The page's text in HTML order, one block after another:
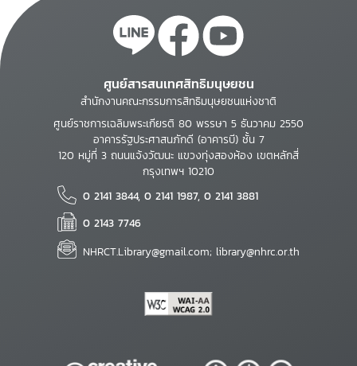
ศูนย์สารสนเทศสิทธิมนุษยชน
สำนักงานคณะกรรมการสิทธิมนุษยชนแห่งชาติ
ศูนย์ราชการเฉลิมพระเกียรติ 80 พรรษา 5 ธันวาคม 2550
อาคารรัฐประศาสนภักดี (อาคารบี) ชั้น 7
120 หมู่ที่ 3 ถนนแจ้งวัฒนะ แขวงทุ่งสองห้อง เขตหลักสี่
กรุงเทพฯ 10210
0 2141 3844, 0 2141 1987, 0 2141 3881
0 2143 7746
NHRCT.Library@gmail.com; library@nhrc.or.th